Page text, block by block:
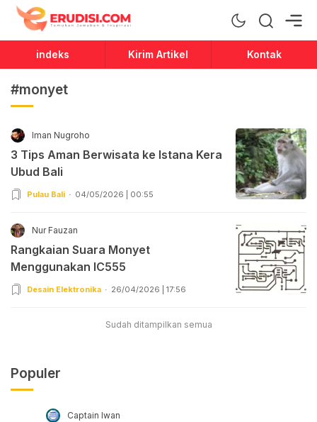
Erudisi
Temukan Jawaban dan Inspirasi
indeks Kirim Artikel Kontak
#monyet
Iman Nugroho
3 Tips Aman Berwisata ke Istana Kera
Ubud Bali
Pulau Bali 04/05/2026 | 00:55
Nur Fauzan
Rangkaian Suara Monyet
Menggunakan IC555
Desain Elektronika 26/04/2026 | 17:56
Sudah ditampilkan semua
Populer
Captain Iwan